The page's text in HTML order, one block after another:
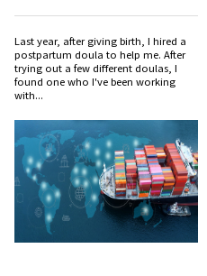
Last year, after giving birth, I hired a
postpartum doula to help me. After
trying out a few different doulas, I
found one who I've been working
with...